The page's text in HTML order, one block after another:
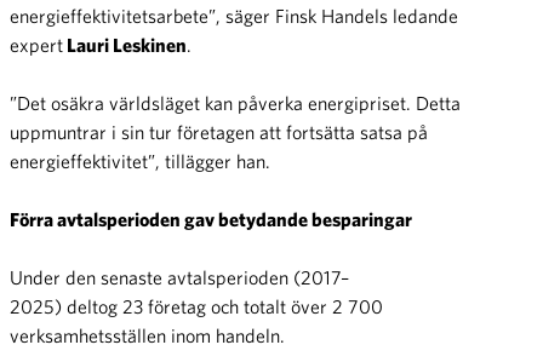
energieffektivitetsarbete”, säger Finsk Handels ledande
expert Lauri Leskinen.
”Det osäkra världsläget kan påverka energipriset. Detta
uppmuntrar i sin tur företagen att fortsätta satsa på
energieffektivitet”, tillägger han.
Förra avtalsperioden gav betydande besparingar
Under den senaste avtalsperioden (2017–
2025) deltog 23 företag och totalt över 2 700
verksamhetsställen inom handeln.